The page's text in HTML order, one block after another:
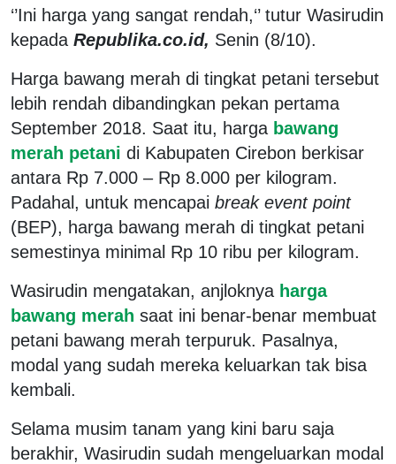
‘’Ini harga yang sangat rendah,‘’ tutur Wasirudin
kepada Republika.co.id, Senin (8/10).
Harga bawang merah di tingkat petani tersebut
lebih rendah dibandingkan pekan pertama
September 2018. Saat itu, harga bawang
merah petani di Kabupaten Cirebon berkisar
antara Rp 7.000 – Rp 8.000 per kilogram.
Padahal, untuk mencapai break event point
(BEP), harga bawang merah di tingkat petani
semestinya minimal Rp 10 ribu per kilogram.
Wasirudin mengatakan, anjloknya harga
bawang merah saat ini benar-benar membuat
petani bawang merah terpuruk. Pasalnya,
modal yang sudah mereka keluarkan tak bisa
kembali.
Selama musim tanam yang kini baru saja
berakhir, Wasirudin sudah mengeluarkan modal